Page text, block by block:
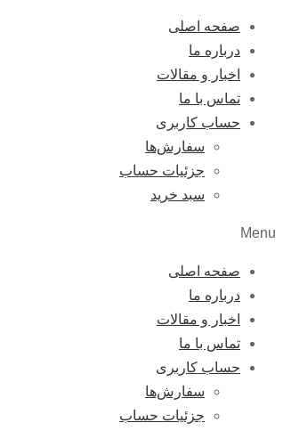
صفحه اصلی
درباره ما
اخبار و مقالات
تماس با ما
حساب کاربری
سفارش‌ها
جزئیات حساب
سبد خرید
Menu
صفحه اصلی
درباره ما
اخبار و مقالات
تماس با ما
حساب کاربری
سفارش‌ها
جزئیات حساب